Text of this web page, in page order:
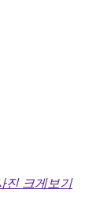
진 크게보기